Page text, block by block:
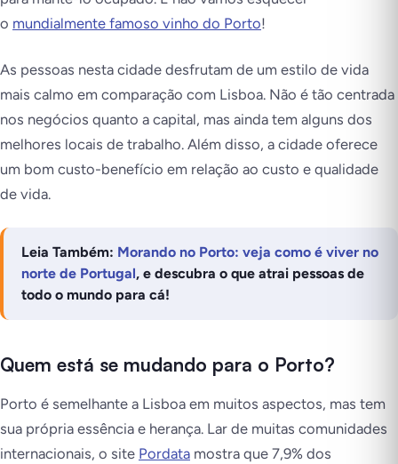
o mundialmente famoso vinho do Porto!
As pessoas nesta cidade desfrutam de um estilo de vida
mais calmo em comparação com Lisboa. Não é tão centrada
nos negócios quanto a capital, mas ainda tem alguns dos
melhores locais de trabalho. Além disso, a cidade oferece
um bom custo-benefício em relação ao custo e qualidade
de vida.
Leia Também: Morando no Porto: veja como é viver no
norte de Portugal, e descubra o que atrai pessoas de
todo o mundo para cá!
Quem está se mudando para o Porto?
Porto é semelhante a Lisboa em muitos aspectos, mas tem
sua própria essência e herança. Lar de muitas comunidades
internacionais, o site Pordata mostra que 7,9% dos